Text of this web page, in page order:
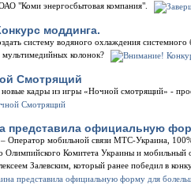
"Коми энергосбытовая компания".
моддинга.
систему водяного охлаждения
мультимедийных колонок?
Смотрящий
кадры из игры «Ночной смотрящий» -
представила официальную
Оператор мобильной связи МТС-Украина,
Олимпийского Комитета Украины и
Залевским, который ранее победил в